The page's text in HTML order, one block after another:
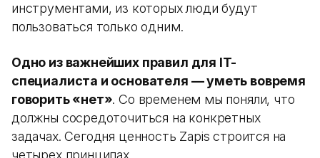
инструментами, из которых люди будут
пользоваться только одним.
Одно из важнейших правил для IT-
специалиста и основателя — уметь вовремя
говорить «нет». Со временем мы поняли, что
должны сосредоточиться на конкретных
задачах. Сегодня ценность Zapis строится на